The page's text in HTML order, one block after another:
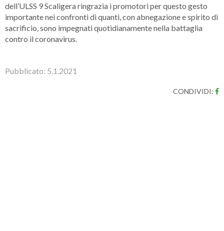
dell’ULSS 9 Scaligera ringrazia i promotori per questo gesto
importante nei confronti di quanti, con abnegazione e spirito di
sacrificio, sono impegnati quotidianamente nella battaglia
contro il coronavirus.
Pubblicato: 5.1.2021
CONDIVIDI: